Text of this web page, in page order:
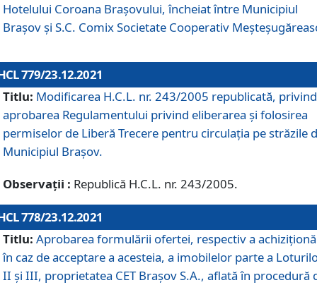
Hotelului Coroana Brașovului, încheiat între Municipiul
Braşov şi S.C. Comix Societate Cooperativ
779/23.12.2021
Titlu: Modificarea H.C.L. nr. 243/2005 republicată, privind
aprobarea Regulamentului privind eliberarea şi folosirea
permiselor de Liberă Trecere pentru circulația pe străzile
Municipiul Braşov.
Observații : Republică H.C.L. nr. 243/2005.
778/23.12.2021
Titlu: Aprobarea formulării ofertei, respectiv a
în caz de acceptare a acesteia, a imobilelor parte a
II și III, proprietatea CET Brașov S.A., aflată în procedură